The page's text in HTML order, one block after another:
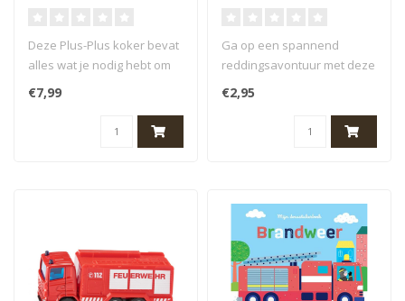
Deze Plus-Plus koker bevat
alles wat je nodig hebt om
een brandweerman te
maken...
€7,99
Ga op een spannend
reddingsavontuur met deze
3D puzzel van een
brandweerauto. Pu..
€2,95